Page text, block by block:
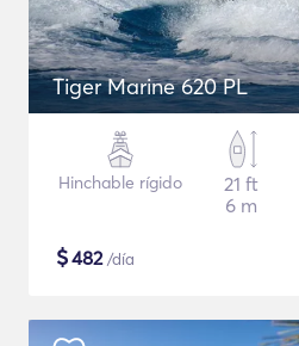
Tiger Marine 620 PL
Hinchable rígido
21 ft
6 m
$482/día